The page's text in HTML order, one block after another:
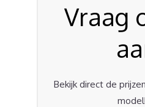
Vraag
Bekijk direct de